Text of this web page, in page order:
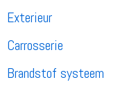
Exterieur
Carrosserie
Brandstof systeem